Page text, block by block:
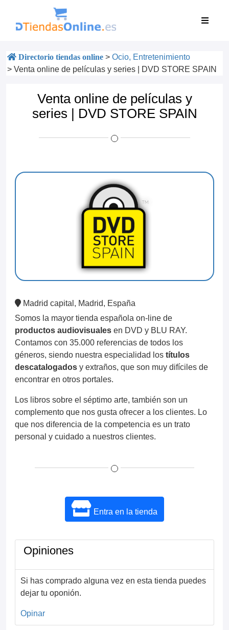
Directorio tiendas online > Ocio, Entretenimiento
> Venta online de películas y series | DVD STORE SPAIN
Venta online de películas y
series | DVD STORE SPAIN
Madrid capital, Madrid, España
Somos la mayor tienda española on-line de
productos audiovisuales en DVD y BLU RAY.
Contamos con 35.000 referencias de todos los
géneros, siendo nuestra especialidad los títulos
descatalogados y extraños, que son muy difíciles de
encontrar en otros portales.
Los libros sobre el séptimo arte, también son un
complemento que nos gusta ofrecer a los clientes. Lo
que nos diferencia de la competencia es un trato
personal y cuidado a nuestros clientes.
Entra en la tienda
Opiniones
Si has comprado alguna vez en esta tienda puedes
dejar tu oponión.
Opinar